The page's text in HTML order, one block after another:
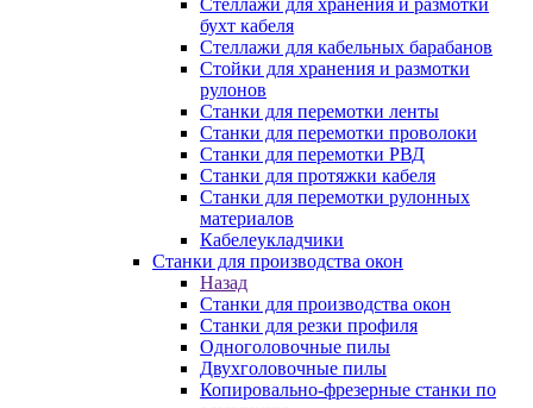
Стеллажи для хранения и размотки
бухт кабеля
Стеллажи для кабельных барабанов
Стойки для хранения и размотки
рулонов
Станки для перемотки ленты
Станки для перемотки проволоки
Станки для перемотки РВД
Станки для протяжки кабеля
Станки для перемотки рулонных
материалов
Кабелеукладчики
Станки для производства окон
Назад
Станки для производства окон
Станки для резки профиля
Одноголовочные пилы
Двухголовочные пилы
Копировально-фрезерные станки по